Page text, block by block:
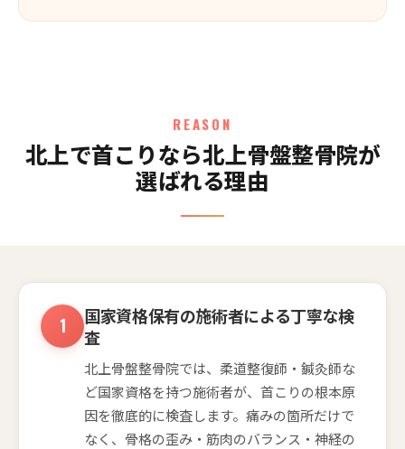
REASON
北上で首こりなら北上骨盤整骨院が
選ばれる理由
国家資格保有の施術者による丁寧な検
査
北上骨盤整骨院では、柔道整復師・鍼灸師な
ど国家資格を持つ施術者が、首こりの根本原
因を徹底的に検査します。痛みの箇所だけで
なく、骨格の歪み・筋肉のバランス・神経の